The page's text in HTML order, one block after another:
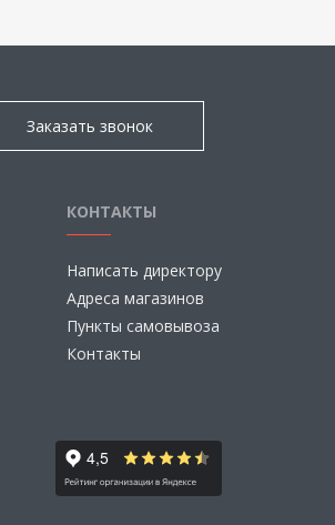
Заказать звонок
КОНТАКТЫ
Написать директору
Адреса магазинов
Пункты самовывоза
Контакты